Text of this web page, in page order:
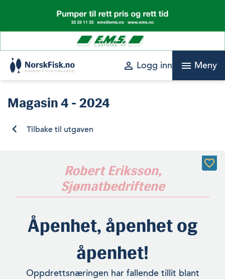
content
perm_identity Logg inn menu Meny
Magasin4 - 2024
Tilbake til utgaven
Robert Eriksson,
Sjømatbedriftene
Åpenhet, åpenhet og
åpenhet!
Oppdrettsnæringen har fallende tillit blant